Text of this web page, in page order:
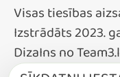
Visas tiesības
Izstrādāts 2023.
DizaIns no